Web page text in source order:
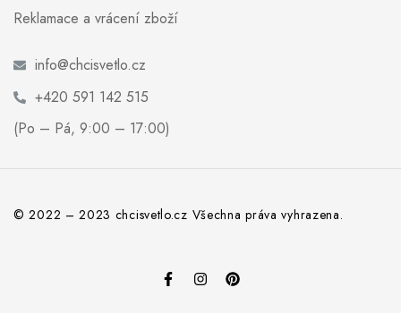
Reklamace a vrácení zboží
info@chcisvetlo.cz
+420 591 142 515
(Po – Pá, 9:00 – 17:00)
© 2022 – 2023 chcisvetlo.cz Všechna práva vyhrazena.